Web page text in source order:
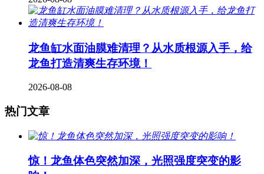
龙鱼缸水面油膜难清理？从水质根源入手，给
龙鱼打造清爽生存环境！
2026-08-08
热门文章
惊！龙鱼体色突然加深，光照强度突变的影